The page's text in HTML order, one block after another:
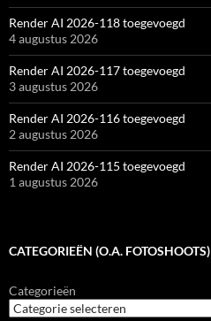
Render AI 2026-118 toegevoegd
4 augustus 2026
Render AI 2026-117 toegevoegd
3 augustus 2026
Render AI 2026-116 toegevoegd
2 augustus 2026
Render AI 2026-115 toegevoegd
1 augustus 2026
CATEGORIEËN (O.A. FOTOSHOOTS)
Categorieën